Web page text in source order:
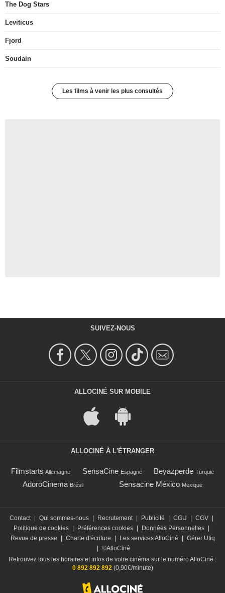
The Dog Stars
Leviticus
Fjord
Soudain
Les films à venir les plus consultés
SUIVEZ-NOUS
ALLOCINÉ SUR MOBILE
ALLOCINÉ À L'ÉTRANGER
Filmstarts Allemagne SensaCine Espagne Beyazperde Turquie
AdoroCinema Brésil Sensacine México Mexique
Contact Qui sommes-nous Recrutement Publicité CGU CGV
Politique de cookies
Préférences cookies Données Personnelles
Revue de presse
Charte d'écriture Les services AlloCiné
Gérer Utiq
©AlloCiné
Retrouvez tous les horaires et infos de votre cinéma sur le numéro AlloCiné :
0 892 892 892(0,90€/minute)